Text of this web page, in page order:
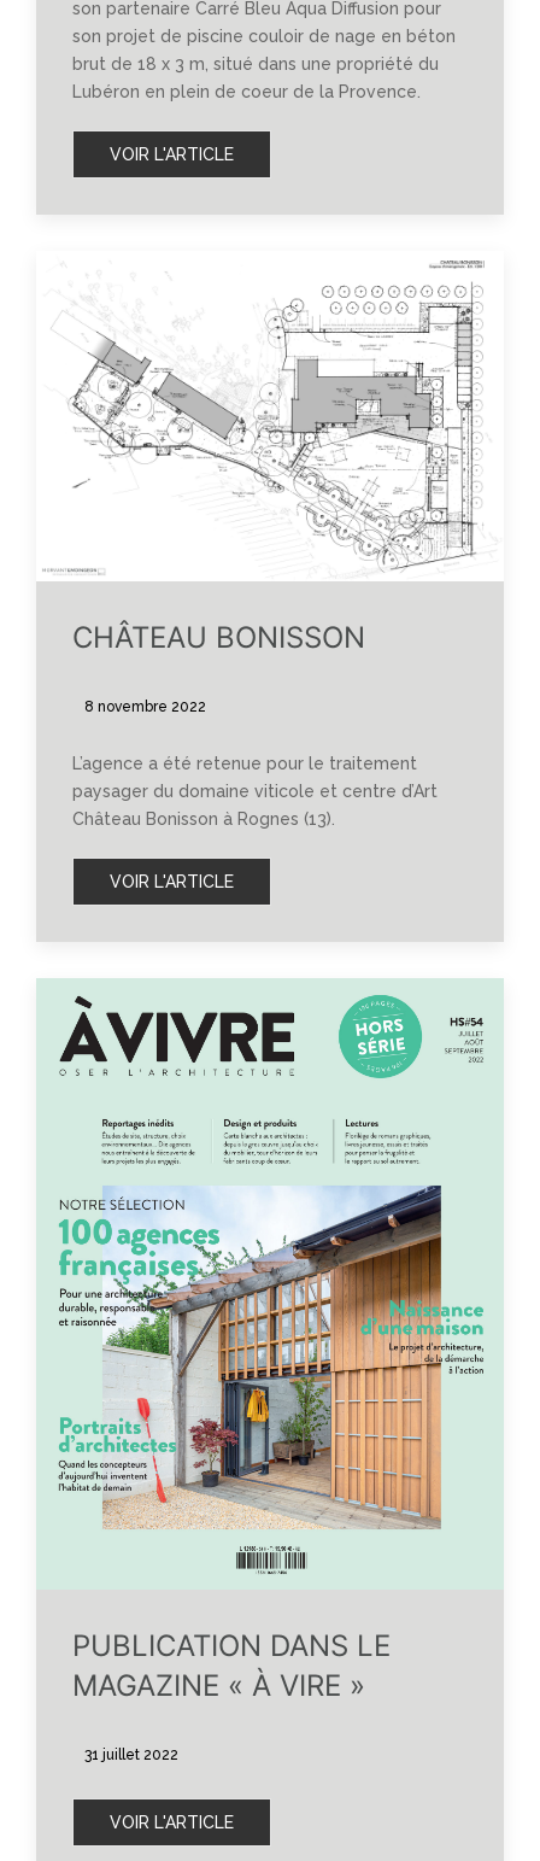
son partenaire Carré Bleu Aqua Diffusion pour
son projet de piscine couloir de nage en béton
brut de 18 x 3 m, situé dans une propriété du
Lubéron en plein de coeur de la Provence.
VOIR L'ARTICLE
CHÂTEAU BONISSON
8 novembre 2022
L’agence a été retenue pour le traitement
paysager du domaine viticole et centre d’Art
Château Bonisson à Rognes (13).
VOIR L'ARTICLE
PUBLICATION DANS LE
MAGAZINE « À VIRE »
31 juillet 2022
VOIR L'ARTICLE